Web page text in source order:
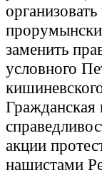
заменить
условного
акции
нашистами